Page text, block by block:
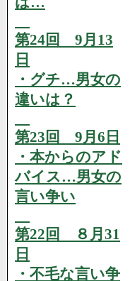
第24回 9月13
日
・グチ…男女の
違いは？
第23回 9月6日
・本からのアド
バイス…男女の
言い争い
第22回 ８月31
日
・不毛な言い争